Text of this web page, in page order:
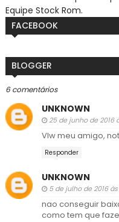
Equipe Stock Rom.
FACEBOOK
BLOGGER
6 comentários
UNKNOWN
25 de junho de 2016
Vlw meu amigo,
Responder
UNKNOWN
5 de julho de 2016
nao conseguir
como tem que